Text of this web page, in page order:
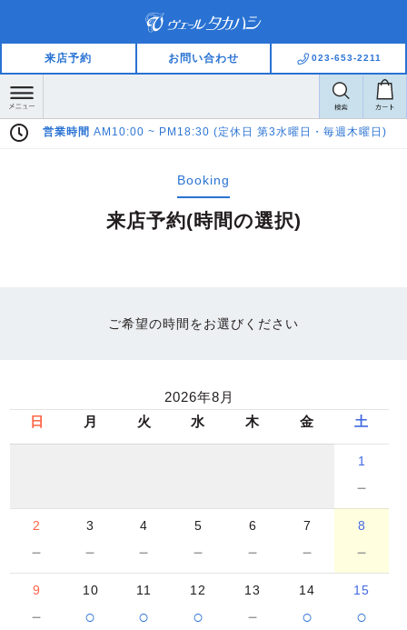
来店予約 お問い合わせ 023-653-2211
営業時間AM10:00 ~ PM18:30 (定休日 第3水曜日・毎週木曜日)
Booking
来店予約(時間の選択)
ご希望の時間をお選びください
2026年8月
日
月 火 水 木 金 土
1
－
2
－
3
－
4
－
5
－
6
－
7
－
8
－
9
－
10
○
11
○
12
○
13
－
14
○
15
○